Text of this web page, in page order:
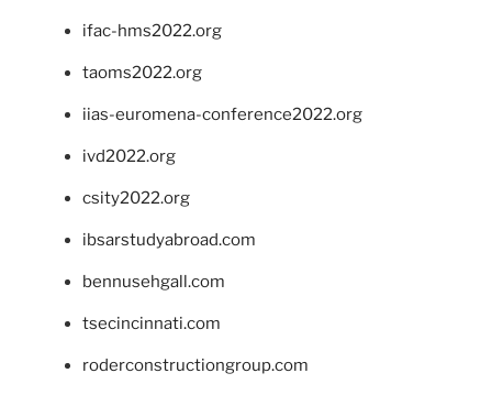
ifac-hms2022.org
taoms2022.org
iias-euromena-conference2022.org
ivd2022.org
csity2022.org
ibsarstudyabroad.com
bennusehgall.com
tsecincinnati.com
roderconstructiongroup.com